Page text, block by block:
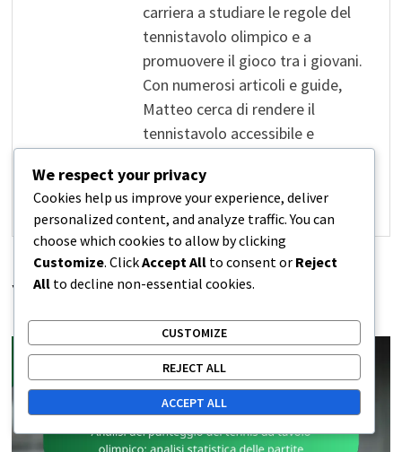
carriera a studiare le regole del
tennistavolo olimpico e a
promuovere il gioco tra i giovani.
Con numerosi articoli e guide,
Matteo cerca di rendere il
tennistavolo accessibile e
View all posts by Matteo Ricci →
YOU MIGHT ALSO LIKE
We respect your privacy
Cookies help us improve your experience, deliver
personalized content, and analyze traffic. You can
choose which cookies to allow by clicking
Customize. ClickAccept All to consent or Reject
All to decline non-essential cookies.
CUSTOMIZE
REJECT ALL
ACCEPT ALL